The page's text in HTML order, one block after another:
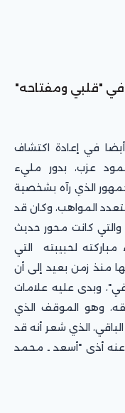
"قلبي ومفتاحه"
في إعادة اكتشاف
عزب، بدور مليء
الذي رآه بشخصية
المواهب، وكان قد
كانت محور حديث
لحبيبته التي
منذ زمن بعيد إلى أن
وبدى عليه علامات
وهو الموقف الذي
الذي شعر أنه قد
عنه أذى "أسعد ـ محمد